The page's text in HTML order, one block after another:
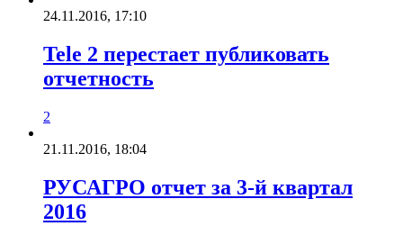
24.11.2016, 17:10
Tele 2 перестает публиковать
отчетность
2
21.11.2016, 18:04
РУСАГРО отчет за 3-й квартал
2016